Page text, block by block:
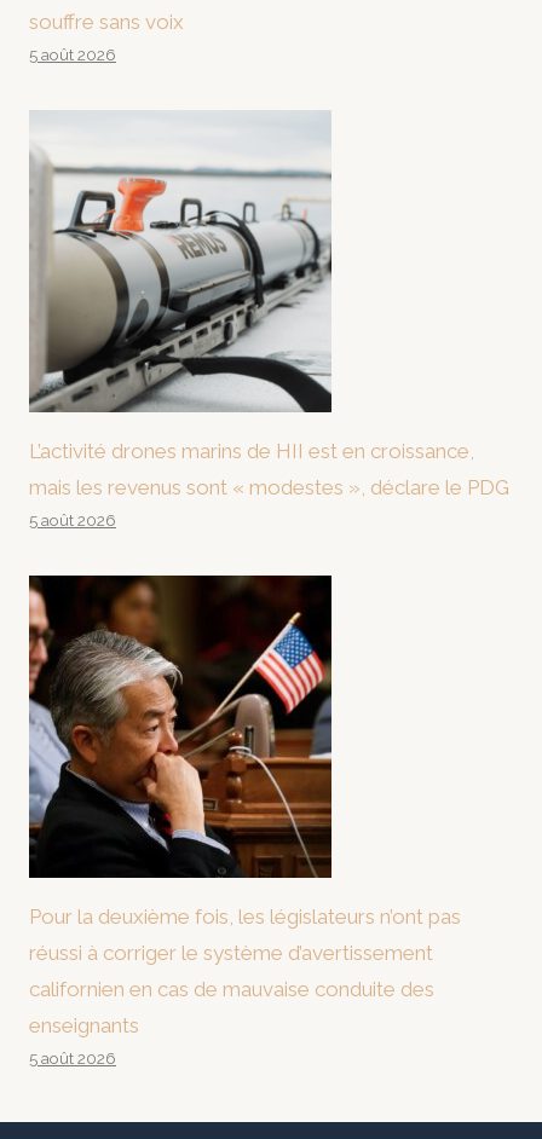
souffre sans voix
5 août 2026
L’activité drones marins de HII est en croissance,
mais les revenus sont « modestes », déclare le PDG
5 août 2026
Pour la deuxième fois, les législateurs n’ont pas
réussi à corriger le système d’avertissement
californien en cas de mauvaise conduite des
enseignants
5 août 2026